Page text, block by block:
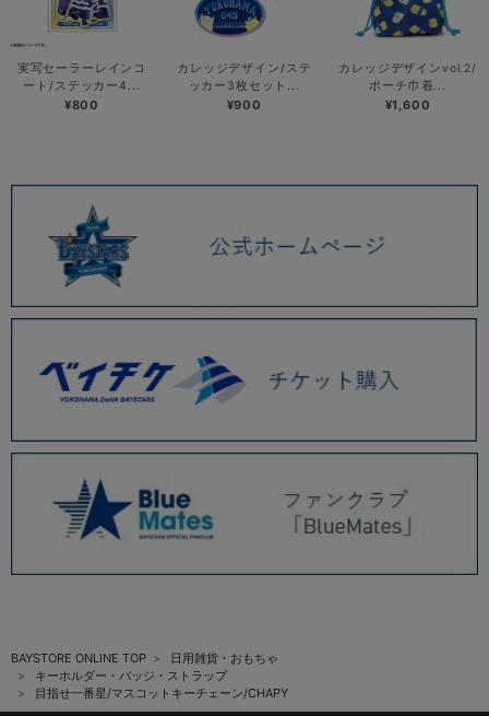
実写セーラーレインコ
ート/ステッカー4...
¥800
カレッジデザイン/ステ
ッカー3枚セット...
¥900
カレッジデザインvol.2/
ポーチ巾着...
¥1,600
BAYSTORE ONLINE TOP
日用雑貨・おもちゃ
キーホルダー・バッジ・ストラップ
目指せ一番星/マスコットキーチェーン/CHAPY